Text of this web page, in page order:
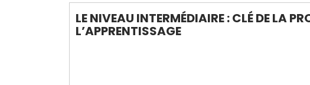
LE NIVEAU INTERMÉDIAIRE : CLÉ DE LA
L’APPRENTISSAGE